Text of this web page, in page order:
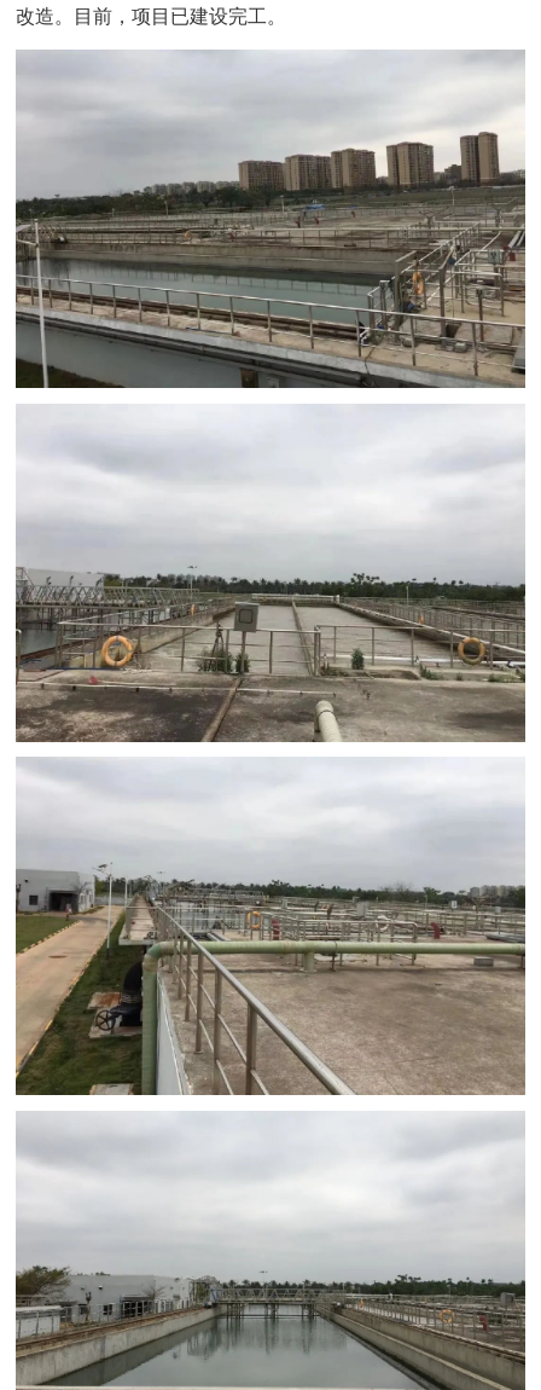
改造。目前，项目已建设完工。